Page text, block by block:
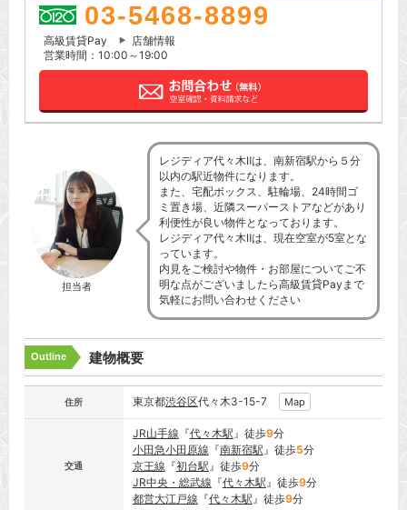
03-5468-8899
高級賃貸Pay
店舗情報
営業時間：10:00～19:00
担当者
レジディア代々木Ⅱは、南新宿駅から５分
以内の駅近物件になります。
また、宅配ボックス、駐輪場、24時間ゴ
ミ置き場、近隣スーパーストアなどがあり
利便性が良い物件となっております。
レジディア代々木Ⅱは、現在空室が5室とな
っています。
内見をご検討や物件・お部屋についてご不
明な点がございましたら高級賃貸Payまで
気軽にお問い合わせください
Outline 建物概要
住所 東京都渋谷区代々木3-15-7 Map
交通
JR山手線 『代々木駅』徒歩9分
小田急小田原線 『南新宿駅』徒歩5分
京王線 『初台駅』徒歩9分
JR中央・総武線 『代々木駅』徒歩9分
都営大江戸線 『代々木駅』徒歩9分